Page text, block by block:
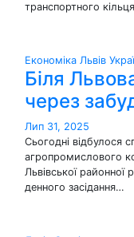
транспортного
Економіка Львів
Біля
через
Лип 31, 2025
Сьогодні відбулося
агропромислового
Львівської
денного засідання…